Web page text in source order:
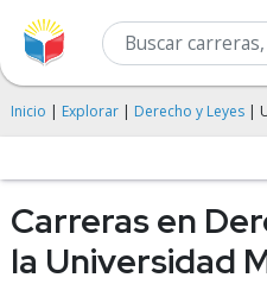
Inicio | Explorar | Derecho y Leyes |
Carreras en
la Universidad